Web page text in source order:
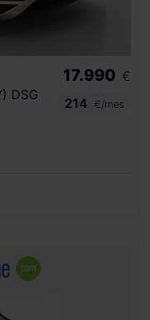
DSG
17.990 €
214
€/mes